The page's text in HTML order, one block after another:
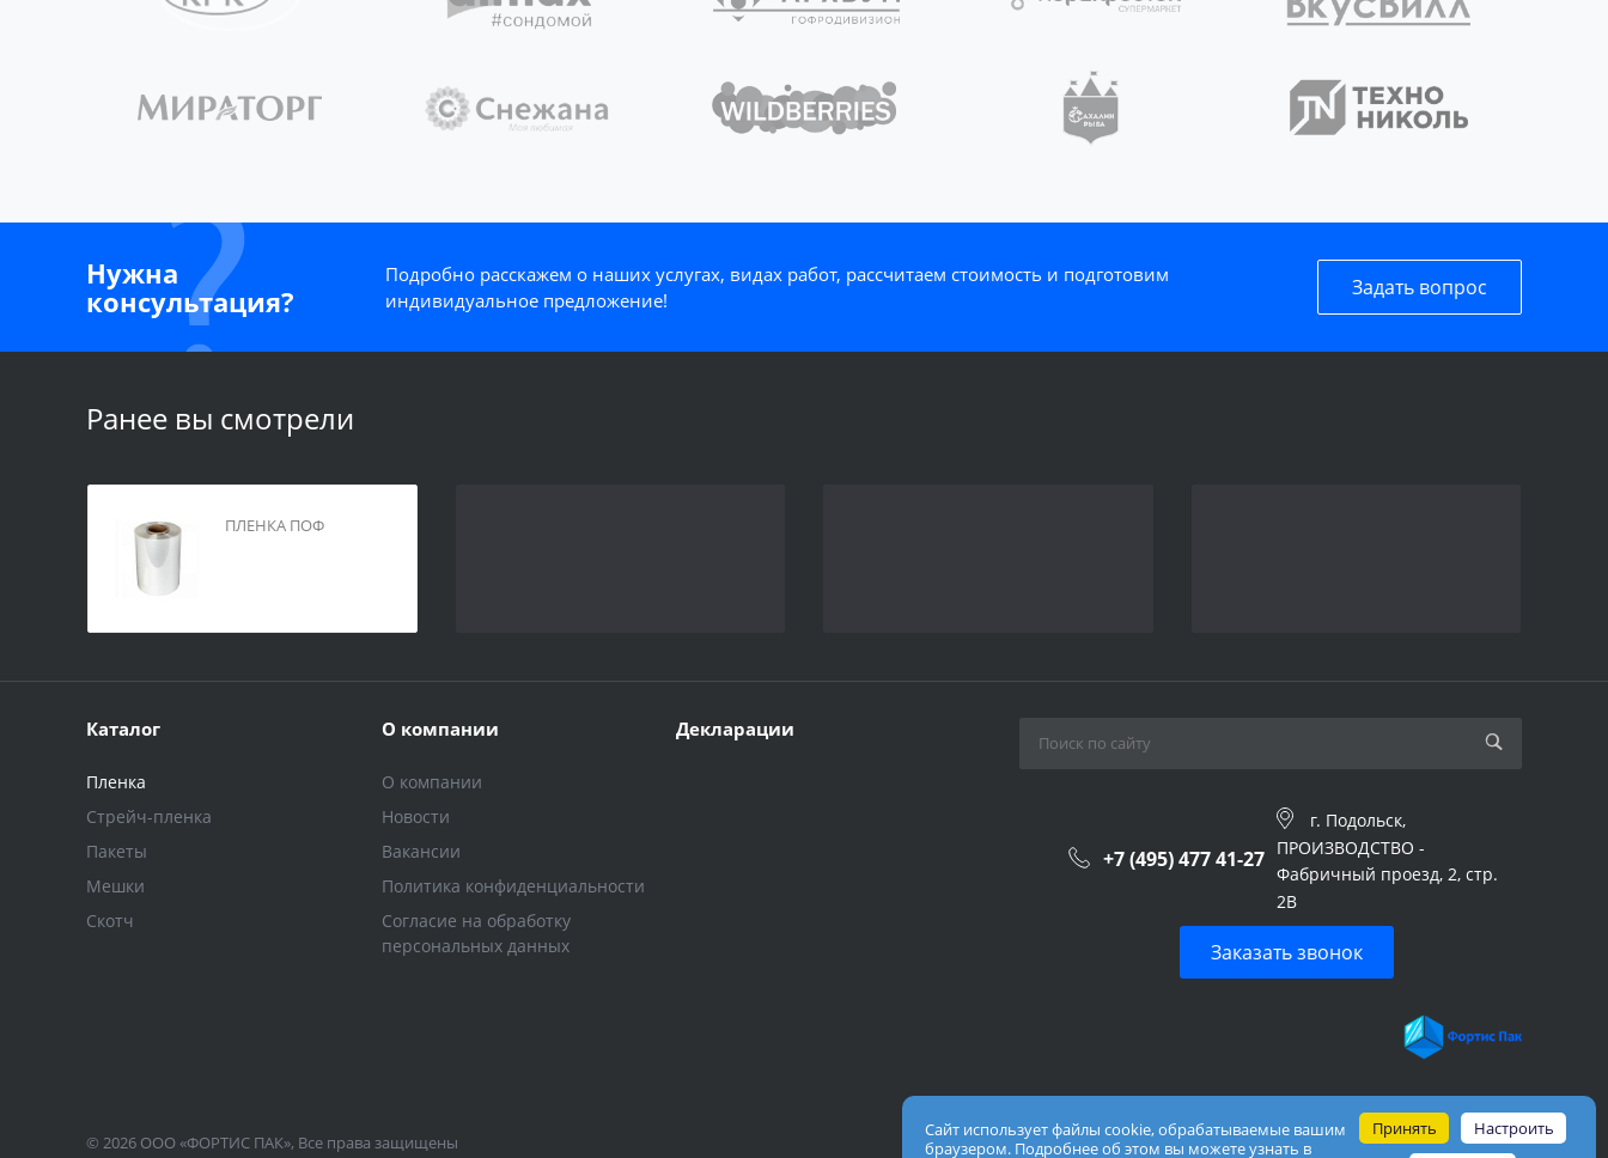
Нужна
консультация?
Подробно расскажем о наших услугах, видах работ, рассчитаем стоимость и подготовим
индивидуальное предложение!
Задать вопрос
Ранее вы смотрели
ПЛЕНКА ПОФ
Каталог
Пленка
Стрейч-пленка
Пакеты
Мешки
Скотч
О компании
О компании
Новости
Вакансии
Политика конфиденциальности
Согласие на обработку
персональных данных
Декларации
+7 (495) 477 41-27
г. Подольск,
ПРОИЗВОДСТВО -
Фабричный проезд, 2, стр.
2В
Заказать звонок
© 2026 ООО «ФОРТИС ПАК», Все права защищены
Сайт использует файлы cookie, обрабатываемые вашим
браузером. Подробнее об этом вы можете узнать в
Принять
Настроить